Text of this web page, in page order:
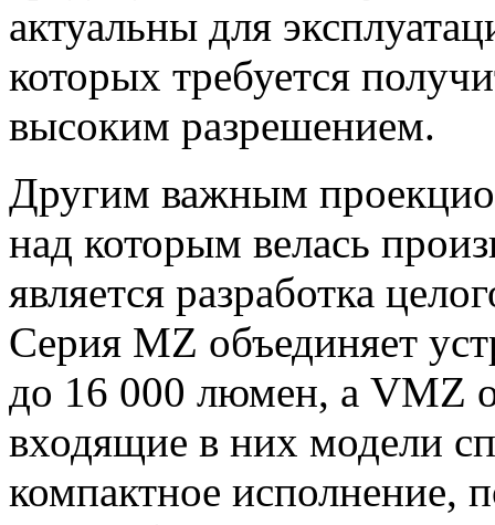
актуальны для
которых требуется
высоким разрешением.
Другим важным
над которым велась
является разработка
Серия MZ объединяет
до 16 000 люмен, а VMZ
входящие в них модели
компактное исполнение,